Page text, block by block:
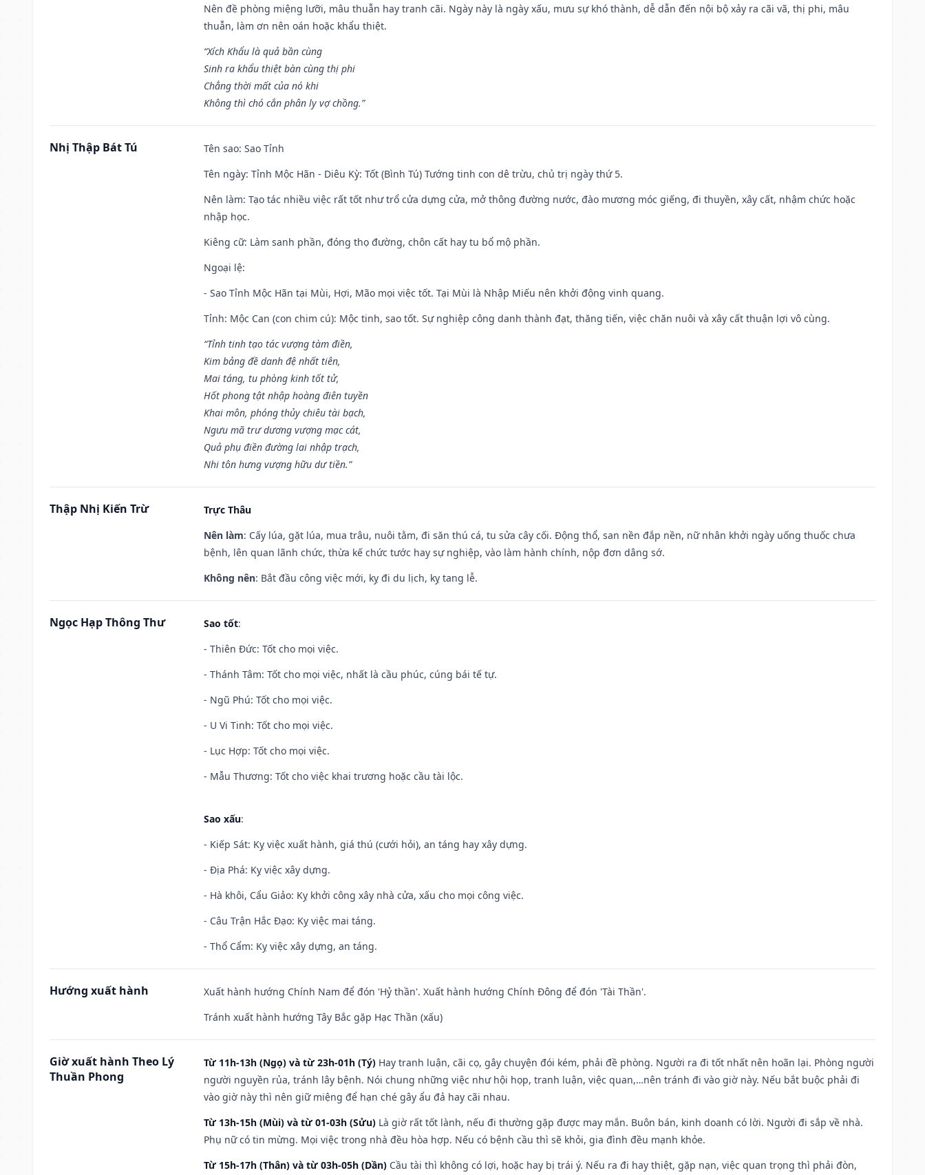
Nên đề phòng miệng lưỡi, mâu thuẫn hay tranh cãi. Ngày này là ngày xấu, mưu sự khó thành, dễ dẫn đến nội bộ xảy ra cãi vã, thị phi, mâu
thuẫn, làm ơn nên oán hoặc khẩu thiệt.
“Xích Khẩu là quả bần cùng
Sinh ra khẩu thiệt bàn cùng thị phi
Chẳng thời mất của nó khi
Không thì chó cắn phân ly vợ chồng.”
Nhị Thập Bát Tú Tên sao: Sao Tỉnh
Tên ngày: Tỉnh Mộc Hãn - Diêu Kỳ: Tốt (Bình Tú) Tướng tinh con dê trừu, chủ trị ngày thứ 5.
Nên làm: Tạo tác nhiều việc rất tốt như trổ cửa dựng cửa, mở thông đường nước, đào mương móc giếng, đi thuyền, xây cất, nhậm chức hoặc
nhập học.
Kiêng cữ: Làm sanh phần, đóng thọ đường, chôn cất hay tu bổ mộ phần.
Ngoại lệ:
- Sao Tỉnh Mộc Hãn tại Mùi, Hợi, Mão mọi việc tốt. Tại Mùi là Nhập Miếu nên khởi động vinh quang.
Tỉnh: Mộc Can (con chim cú): Mộc tinh, sao tốt. Sự nghiệp công danh thành đạt, thăng tiến, việc chăn nuôi và xây cất thuận lợi vô cùng.
“Tỉnh tinh tạo tác vượng tàm điền,
Kim bảng đề danh đệ nhất tiên,
Mai táng, tu phòng kinh tốt tử,
Hốt phong tật nhập hoàng điên tuyền
Khai môn, phóng thủy chiêu tài bạch,
Ngưu mã trư dương vượng mạc cát,
Quả phụ điền đường lai nhập trạch,
Nhi tôn hưng vượng hữu dư tiền.”
Thập Nhị Kiến Trừ
Trực Thâu
Nên làm: Cấy lúa, gặt lúa, mua trâu, nuôi tằm, đi săn thú cá, tu sửa cây cối. Động thổ, san nền đắp nền, nữ nhân khởi ngày uống thuốc chưa
bệnh, lên quan lãnh chức, thừa kế chức tước hay sự nghiệp, vào làm hành chính, nộp đơn dâng sớ.
Không nên: Bắt đầu công việc mới, kỵ đi du lịch, kỵ tang lễ.
Ngọc Hạp Thông Thư Sao tốt:
- Thiên Đức: Tốt cho mọi việc.
- Thánh Tâm: Tốt cho mọi việc, nhất là cầu phúc, cúng bái tế tự.
- Ngũ Phú: Tốt cho mọi việc.
- U Vi Tinh: Tốt cho mọi việc.
- Lục Hợp: Tốt cho mọi việc.
- Mẫu Thương: Tốt cho việc khai trương hoặc cầu tài lộc.
Sao xấu:
- Kiếp Sát: Kỵ việc xuất hành, giá thú (cưới hỏi), an táng hay xây dựng.
- Địa Phá: Kỵ việc xây dựng.
- Hà khôi, Cẩu Giảo: Kỵ khởi công xây nhà cửa, xấu cho mọi công việc.
- Câu Trận Hắc Đạo: Kỵ việc mai táng.
- Thổ Cẩm: Kỵ việc xây dựng, an táng.
Hướng xuất hành
Xuất hành hướng Chính Nam để đón 'Hỷ thần'. Xuất hành hướng Chính Đông để đón 'Tài Thần'.
Tránh xuất hành hướng Tây Bắc gặp Hạc Thần (xấu)
Giờ xuất hành Theo Lý
Thuần Phong
Từ 11h-13h (Ngọ) và từ 23h-01h (Tý) Hay tranh luận, cãi cọ, gây chuyện đói kém, phải đề phòng. Người ra đi tốt nhất nên hoãn lại. Phòng người
người nguyền rủa, tránh lây bệnh. Nói chung những việc như hội họp, tranh luận, việc quan,…nên tránh đi vào giờ này. Nếu bắt buộc phải đi
vào giờ này thì nên giữ miệng để hạn ché gây ẩu đả hay cãi nhau.
Từ 13h-15h (Mùi) và từ 01-03h (Sửu) Là giờ rất tốt lành, nếu đi thường gặp được may mắn. Buôn bán, kinh doanh có lời. Người đi sắp về nhà.
Phụ nữ có tin mừng. Mọi việc trong nhà đều hòa hợp. Nếu có bệnh cầu thì sẽ khỏi, gia đình đều mạnh khỏe.
Từ 15h-17h (Thân) và từ 03h-05h (Dần) Cầu tài thì không có lợi, hoặc hay bị trái ý. Nếu ra đi hay thiệt, gặp nạn, việc quan trọng thì phải đòn,